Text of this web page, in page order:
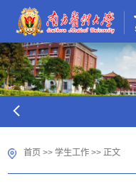
首页 >>学生工作 >> 正文